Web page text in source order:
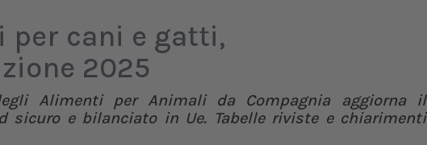
per cani e gatti,
2025
Alimenti per Animali da Compagnia aggiorna il
sicuro e bilanciato in Ue. Tabelle riviste e chiarimenti